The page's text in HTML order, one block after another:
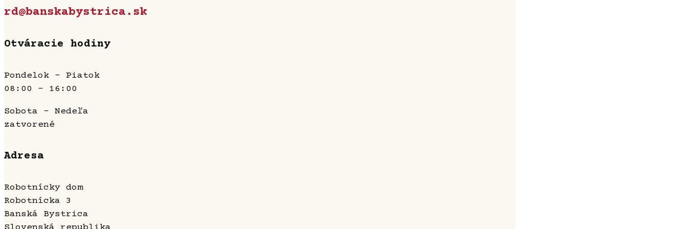
rd@banskabystrica.sk
Otváracie hodiny
Pondelok - Piatok
08:00 - 16:00
Sobota - Nedeľa
zatvorené
Adresa
Robotnícky dom
Robotnícka 3
Banská Bystrica